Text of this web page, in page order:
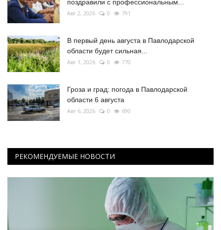
поздравили с профессиональным...
Авг 2, 2026 0 791
В первый день августа в Павлодарской
области будет сильная...
Авг 1, 2026 0 770
Гроза и град: погода в Павлодарской
области 6 августа
Авг 6, 2026 0 690
РЕКОМЕНДУЕМЫЕ НОВОСТИ